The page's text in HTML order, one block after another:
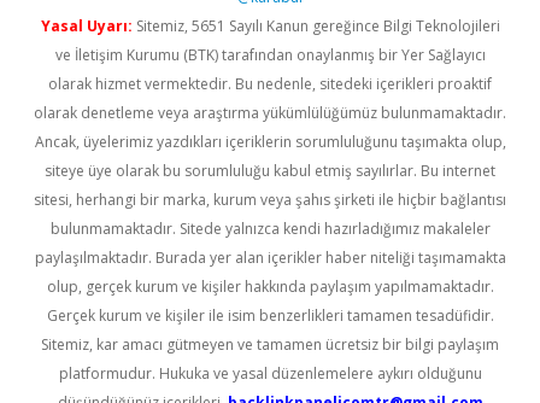
Yasal Uyarı: Sitemiz, 5651 Sayılı Kanun gereğince Bilgi Teknolojileri
ve İletişim Kurumu (BTK) tarafından onaylanmış bir Yer Sağlayıcı
olarak hizmet vermektedir. Bu nedenle, sitedeki içerikleri proaktif
olarak denetleme veya araştırma yükümlülüğümüz bulunmamaktadır.
Ancak, üyelerimiz yazdıkları içeriklerin sorumluluğunu taşımakta olup,
siteye üye olarak bu sorumluluğu kabul etmiş sayılırlar. Bu internet
sitesi, herhangi bir marka, kurum veya şahıs şirketi ile hiçbir bağlantısı
bulunmamaktadır. Sitede yalnızca kendi hazırladığımız makaleler
paylaşılmaktadır. Burada yer alan içerikler haber niteliği taşımamakta
olup, gerçek kurum ve kişiler hakkında paylaşım yapılmamaktadır.
Gerçek kurum ve kişiler ile isim benzerlikleri tamamen tesadüfidir.
Sitemiz, kar amacı gütmeyen ve tamamen ücretsiz bir bilgi paylaşım
platformudur. Hukuka ve yasal düzenlemelere aykırı olduğunu